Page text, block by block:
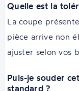
Quelle est la
La coupe
pièce arrive non
ajuster selon vos
Puis-je souder
standard ?